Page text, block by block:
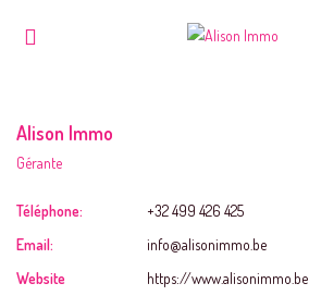
Alison Immo
Gérante
Téléphone:
+32 499 426 425
Email:
info@alisonimmo.be
Website
https://www.alisonimmo.be